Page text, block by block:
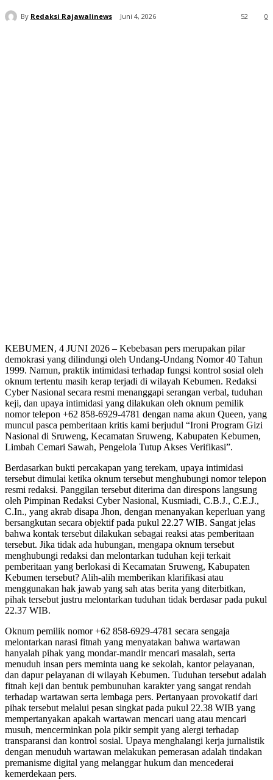
By Redaksi Rajawalinews Juni 4, 2026 0
52
KEBUMEN, 4 JUNI 2026 – Kebebasan pers merupakan pilar
demokrasi yang dilindungi oleh Undang-Undang Nomor 40 Tahun
1999. Namun, praktik intimidasi terhadap fungsi kontrol sosial oleh
oknum tertentu masih kerap terjadi di wilayah Kebumen. Redaksi
Cyber Nasional secara resmi menanggapi serangan verbal, tuduhan
keji, dan upaya intimidasi yang dilakukan oleh oknum pemilik
nomor telepon +62 858-6929-4781 dengan nama akun Queen, yang
muncul pasca pemberitaan kritis kami berjudul “Ironi Program Gizi
Nasional di Sruweng, Kecamatan Sruweng, Kabupaten Kebumen,
Limbah Cemari Sawah, Pengelola Tutup Akses Verifikasi”.
Berdasarkan bukti percakapan yang terekam, upaya intimidasi
tersebut dimulai ketika oknum tersebut menghubungi nomor telepon
resmi redaksi. Panggilan tersebut diterima dan direspons langsung
oleh Pimpinan Redaksi Cyber Nasional, Kusmiadi, C.B.J., C.E.J.,
C.In., yang akrab disapa Jhon, dengan menanyakan keperluan yang
bersangkutan secara objektif pada pukul 22.27 WIB. Sangat jelas
bahwa kontak tersebut dilakukan sebagai reaksi atas pemberitaan
tersebut. Jika tidak ada hubungan, mengapa oknum tersebut
menghubungi redaksi dan melontarkan tuduhan keji terkait
pemberitaan yang berlokasi di Kecamatan Sruweng, Kabupaten
Kebumen tersebut? Alih-alih memberikan klarifikasi atau
menggunakan hak jawab yang sah atas berita yang diterbitkan,
pihak tersebut justru melontarkan tuduhan tidak berdasar pada pukul
22.37 WIB.
Oknum pemilik nomor +62 858-6929-4781 secara sengaja
melontarkan narasi fitnah yang menyatakan bahwa wartawan
hanyalah pihak yang mondar-mandir mencari masalah, serta
menuduh insan pers meminta uang ke sekolah, kantor pelayanan,
dan dapur pelayanan di wilayah Kebumen. Tuduhan tersebut adalah
fitnah keji dan bentuk pembunuhan karakter yang sangat rendah
terhadap wartawan serta lembaga pers. Pertanyaan provokatif dari
pihak tersebut melalui pesan singkat pada pukul 22.38 WIB yang
mempertanyakan apakah wartawan mencari uang atau mencari
musuh, mencerminkan pola pikir sempit yang alergi terhadap
transparansi dan kontrol sosial. Upaya menghalangi kerja jurnalistik
dengan menuduh wartawan melakukan pemerasan adalah tindakan
premanisme digital yang melanggar hukum dan mencederai
kemerdekaan pers.